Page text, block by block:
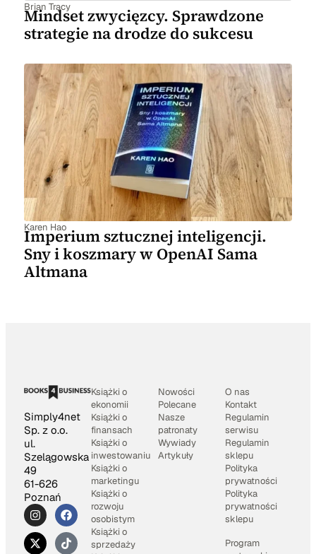
Brian Tracy
Mindset zwycięzcy. Sprawdzone
strategie na drodze do sukcesu
Karen Hao
Imperium sztucznej inteligencji.
Sny i koszmary w OpenAI Sama
Altmana
Simply4net
Sp. z o.o.
ul.
Szelągowska
49
61-626
Poznań
Książki o
ekonomii
Książki o
finansach
Książki o
inwestowaniu
Książki o
marketingu
Książki o
rozwoju
osobistym
Książki o
sprzedaży
Nowości
Polecane
Nasze
patronaty
Wywiady
Artykuły
O nas
Kontakt
Regulamin
serwisu
Regulamin
sklepu
Polityka
prywatności
Polityka
prywatności
sklepu
Program